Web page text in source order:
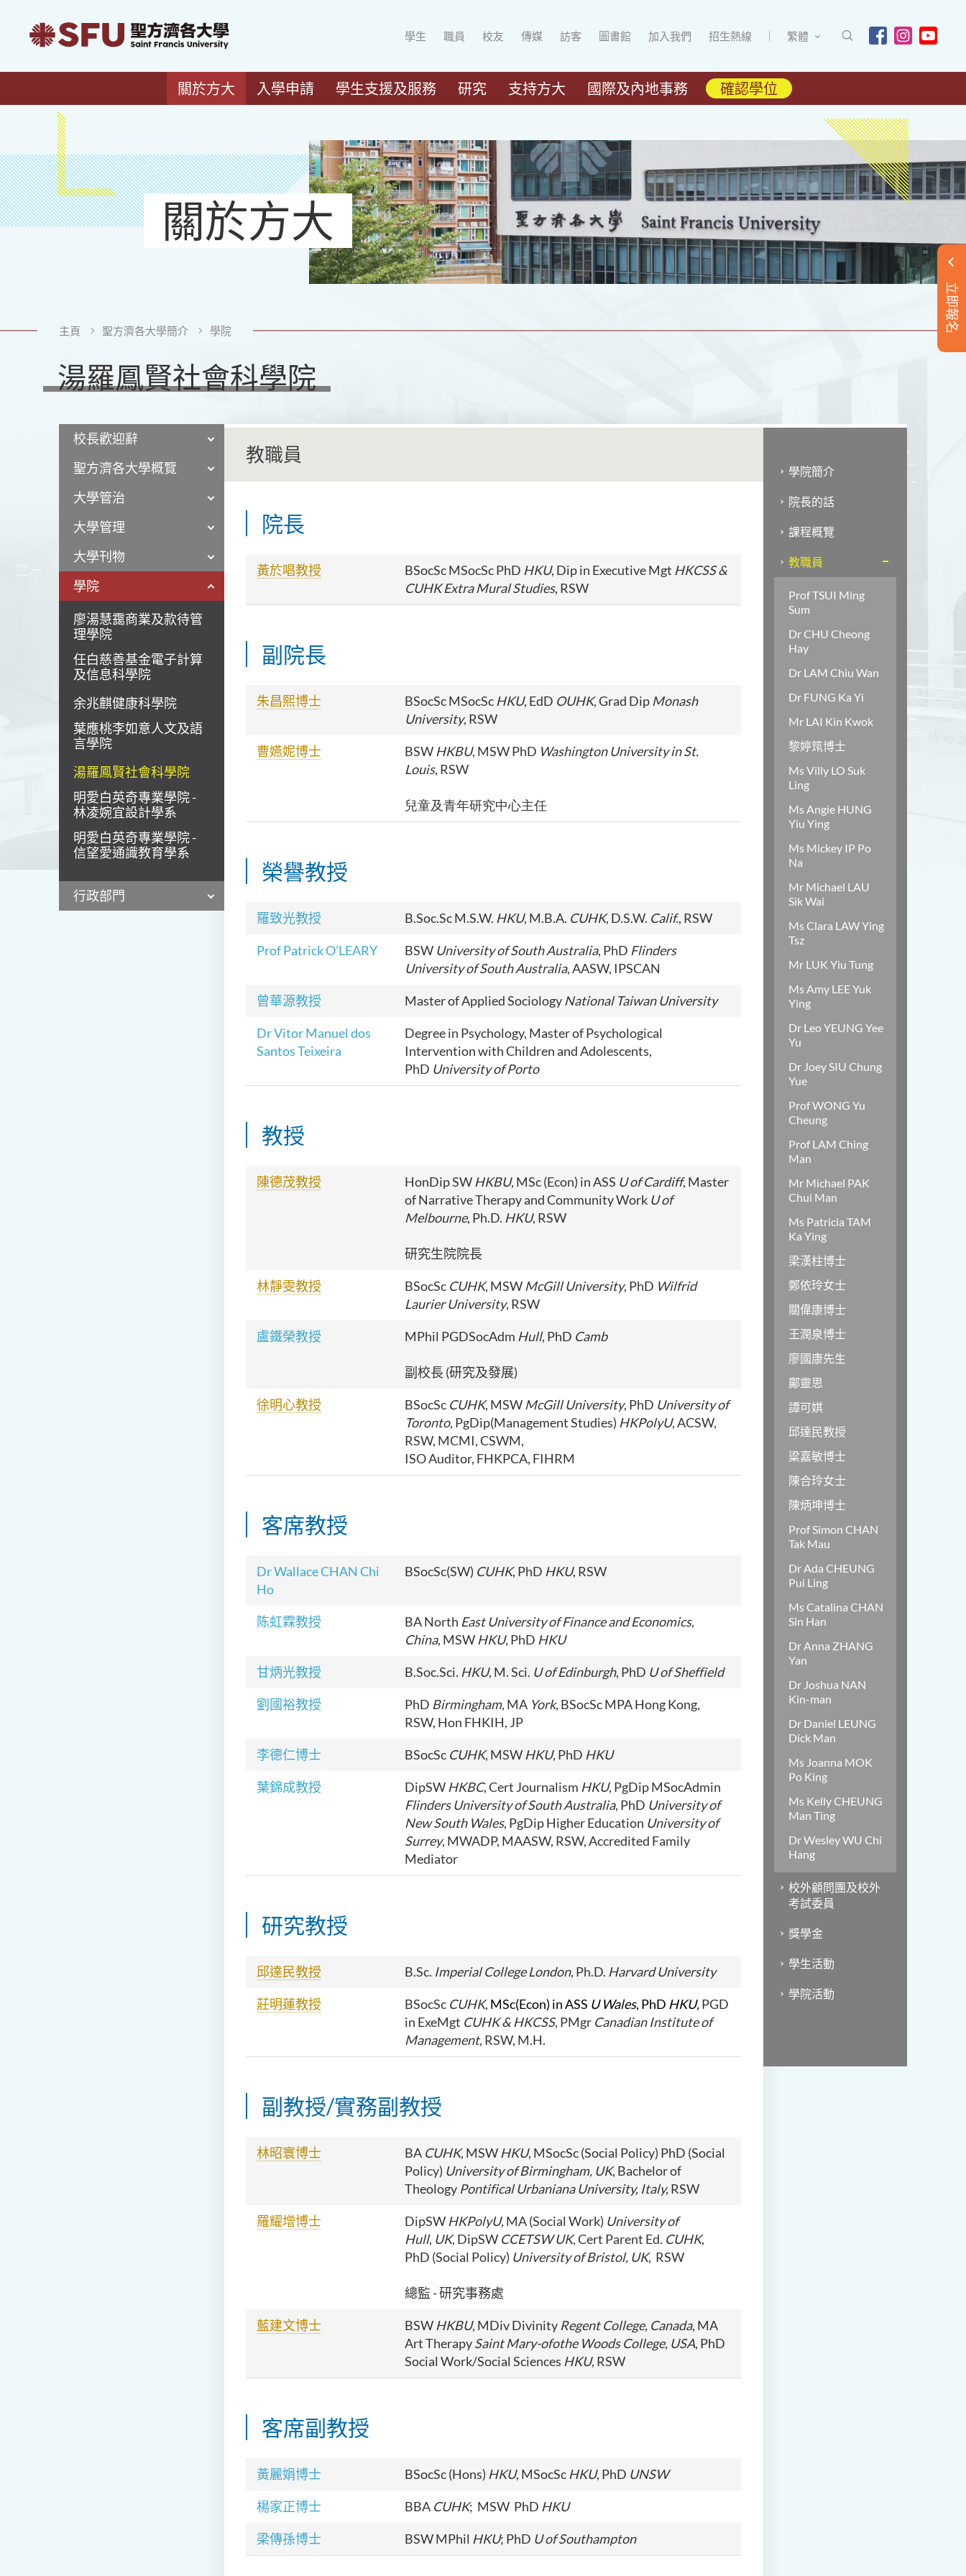
學生 職員 校友 傳媒 訪客 圖書館 加入我們 招生熱線 繁體
關於方大 入學申請 學生支援及服務 研究 支持方大 國際及內地事務 確認學位
立即報名
關於方大
主頁 聖方濟各大學簡介 學院
湯羅鳳賢社會科學院
校長歡迎辭
聖方濟各大學概覽
大學管治
大學管理
大學刊物
學院
廖湯慧靄商業及款待管
理學院
任白慈善基金電子計算
及信息科學院
余兆麒健康科學院
葉應桃李如意人文及語
言學院
湯羅鳳賢社會科學院
明愛白英奇專業學院 -
林凌婉宜設計學系
明愛白英奇專業學院 -
信望愛通識教育學系
行政部門
教職員
院長
黃於唱教授 BSocSc MSocSc PhD HKU, Dip in Executive Mgt HKCSS &
CUHK Extra Mural Studies, RSW
副院長
朱昌熙博士 BSocSc MSocSc HKU, EdD OUHK, Grad Dip Monash
University, RSW
曹嬿妮博士 BSW HKBU, MSW PhD Washington University in St.
Louis, RSW
兒童及青年研究中心主任
榮譽教授
羅致光教授 B.Soc.Sc M.S.W. HKU, M.B.A. CUHK, D.S.W. Calif., RSW
Prof Patrick O’LEARY BSW University of South Australia, PhD Flinders
University of South Australia, AASW, IPSCAN
曾華源教授 Master of Applied Sociology National Taiwan University
Dr Vitor Manuel dos
Santos Teixeira
Degree in Psychology, Master of Psychological
Intervention with Children and Adolescents,
PhD University of Porto
教授
陳德茂教授 HonDip SW HKBU, MSc (Econ) in ASS U of Cardiff, Master
of Narrative Therapy and Community Work U of
Melbourne, Ph.D. HKU, RSW
研究生院院長
林靜雯教授 BSocSc CUHK, MSW McGill University, PhD Wilfrid
Laurier University, RSW
盧鐵榮教授 MPhil PGDSocAdm Hull, PhD Camb
副校長 (研究及發展)
徐明心教授 BSocSc CUHK, MSW McGill University, PhD University of
Toronto, PgDip(Management Studies) HKPolyU, ACSW,
RSW, MCMI, CSWM,
ISO Auditor, FHKPCA, FIHRM
客席教授
Dr Wallace CHAN Chi
Ho
BSocSc(SW) CUHK, PhD HKU, RSW
陈虹霖教授 BA North East University of Finance and Economics,
China, MSW HKU, PhD HKU
甘炳光教授 B.Soc.Sci. HKU, M. Sci. U of Edinburgh, PhD U of Sheffield
劉國裕教授 PhD Birmingham, MA York, BSocSc MPA Hong Kong,
RSW, Hon FHKIH, JP
李德仁博士 BSocSc CUHK, MSW HKU, PhD HKU
葉錦成教授 DipSW HKBC, Cert Journalism HKU, PgDip MSocAdmin
Flinders University of South Australia, PhD University of
New South Wales, PgDip Higher Education University of
Surrey, MWADP, MAASW, RSW, Accredited Family
Mediator
研究教授
邱達民教授 B.Sc. Imperial College London, Ph.D. Harvard University
莊明蓮教授 BSocSc CUHK, MSc(Econ) in ASS U Wales, PhD HKU,PGD
in ExeMgt CUHK & HKCSS, PMgr Canadian Institute of
Management, RSW, M.H.
副教授/實務副教授
林昭寰博士 BA CUHK, MSW HKU, MSocSc (Social Policy) PhD (Social
Policy) University of Birmingham, UK, Bachelor of
Theology Pontifical Urbaniana University, Italy,RSW
羅耀增博士 DipSW HKPolyU,MA (Social Work) University of
Hull, UK, DipSW CCETSW UK, Cert Parent Ed. CUHK,
PhD (Social Policy) University of Bristol, UK, RSW
總監 - 研究事務處
藍建文博士 BSW HKBU, MDiv Divinity Regent College, Canada, MA
Art TherapySaint Mary-ofothe Woods College, USA, PhD
Social Work/Social Sciences HKU,RSW
客席副教授
黃麗娟博士 BSocSc (Hons) HKU, MSocSc HKU, PhD UNSW
楊家正博士 BBA CUHK; MSW PhD HKU
梁傳孫博士 BSW MPhil HKU; PhD U of Southampton
學院簡介
院長的話
課程概覽
教職員
Prof TSUI Ming
Sum
Dr CHU Cheong
Hay
Dr LAM Chiu Wan
Dr FUNG Ka Yi
Mr LAI Kin Kwok
黎婷筑博士
Ms Villy LO Suk
Ling
Ms Angie HUNG
Yiu Ying
Ms Mickey IP Po
Na
Mr Michael LAU
Sik Wai
Ms Clara LAW Ying
Tsz
Mr LUK Yiu Tung
Ms Amy LEE Yuk
Ying
Dr Leo YEUNG Yee
Yu
Dr Joey SIU Chung
Yue
Prof WONG Yu
Cheung
Prof LAM Ching
Man
Mr Michael PAK
Chui Man
Ms Patricia TAM
Ka Ying
梁漢柱博士
鄭依玲女士
關偉康博士
王潤泉博士
廖國康先生
鄺靈思
譚可娸
邱達民教授
粱嘉敏博士
陳合玲女士
陳炳坤博士
Prof Simon CHAN
Tak Mau
Dr Ada CHEUNG
Pui Ling
Ms Catalina CHAN
Sin Han
Dr Anna ZHANG
Yan
Dr Joshua NAN
Kin-man
Dr Daniel LEUNG
Dick Man
Ms Joanna MOK
Po King
Ms Kelly CHEUNG
Man Ting
Dr Wesley WU Chi
Hang
校外顧問團及校外
考試委員
獎學金
學生活動
學院活動